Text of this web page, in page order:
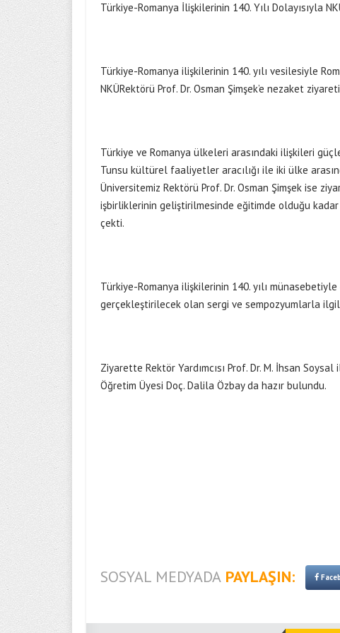
Türkiye-Romanya İlişkilerinin 140. Yılı Dolayısıyla
Türkiye-Romanya ilişkilerinin 140. yılı vesilesiyle
NKÜRektörü Prof. Dr. Osman Şimşek’e nezaket
Türkiye ve Romanya ülkeleri arasındaki ilişkileri
Tunsu kültürel faaliyetler aracılığı ile iki ülke
Üniversitemiz Rektörü Prof. Dr. Osman Şimşek ise
işbirliklerinin geliştirilmesinde eğitimde olduğu
çekti.
Türkiye-Romanya ilişkilerinin 140. yılı
gerçekleştirilecek olan sergi ve sempozyumlarla
Ziyarette Rektör Yardımcısı Prof. Dr. M. İhsan
Öğretim Üyesi Doç. Dalila Özbay da hazır bulundu.
SOSYAL MEDYADA PAYLAŞIN: